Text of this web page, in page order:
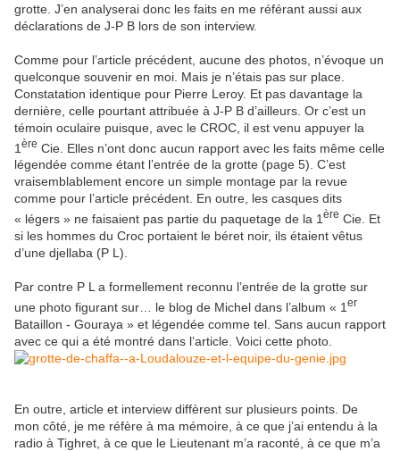
grotte. J’en analyserai donc les faits en me référant aussi aux
déclarations de J-P B lors de son interview.
Comme pour l’article précédent, aucune des photos, n’évoque un
quelconque souvenir en moi. Mais je n’étais pas sur place.
Constatation identique pour Pierre Leroy. Et pas davantage la
dernière, celle pourtant attribuée à J-P B d’ailleurs. Or c’est un
témoin oculaire puisque, avec le CROC, il est venu appuyer la
1 ère Cie. Elles n’ont donc aucun rapport avec les faits même celle
légendée comme étant l’entrée de la grotte (page 5). C’est
vraisemblablement encore un simple montage par la revue
comme pour l’article précédent. En outre, les casques dits
« légers » ne faisaient pas partie du paquetage de la 1 ère Cie. Et
si les hommes du Croc portaient le béret noir, ils étaient vêtus
d’une djellaba (P L).
Par contre P L a formellement reconnu l’entrée de la grotte sur
une photo figurant sur… le blog de Michel dans l’album « 1 er
Bataillon - Gouraya » et légendée comme tel. Sans aucun rapport
avec ce qui a été montré dans l’article. Voici cette photo.
En outre, article et interview diffèrent sur plusieurs points. De
mon côté, je me réfère à ma mémoire, à ce que j’ai entendu à la
radio à Tighret, à ce que le Lieutenant m’a raconté, à ce que m’a